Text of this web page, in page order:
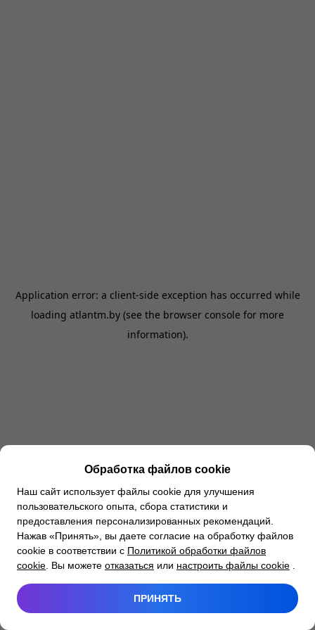
Application error: a client-side exception has occurred while
loading atlantm.by (see the browser console for more
information).
Обработка файлов cookie
Наш сайт использует файлы cookie для улучшения
пользовательского опыта, сбора статистики и
предоставления персонализированных рекомендаций.
Нажав «Принять», вы даете согласие на обработку файлов
cookie в соответствии с Политикой обработки файлов
cookie . Вы можете отказаться или настроить файлы cookie
ПРИНЯТЬ